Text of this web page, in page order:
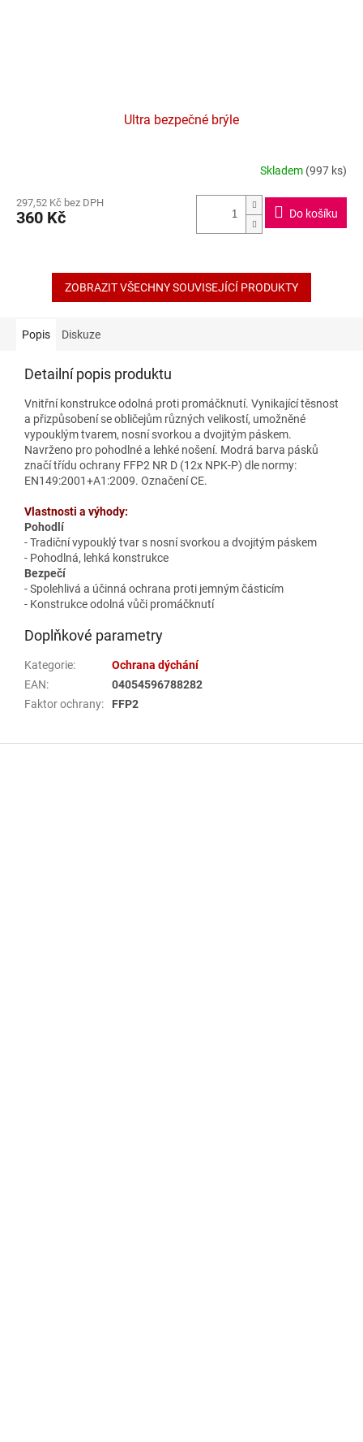
Ultra bezpečné brýle
produktu
je
hvězdiček.
Skladem (997 ks)
297,52 Kč bez DPH
360 Kč Do košíku
ZOBRAZIT VŠECHNY SOUVISEJÍCÍ PRODUKTY
Popis Diskuze
Detailní popis produktu
Vnitřní konstrukce odolná proti promáčknutí. Vynikající těsnost
a přizpůsobení se obličejům různých velikostí, umožněné
vypouklým tvarem, nosní svorkou a dvojitým páskem.
Navrženo pro pohodlné a lehké nošení. Modrá barva pásků
značí třídu ochrany FFP2 NR D (12x NPK-P) dle normy:
EN149:2001+A1:2009. Označení CE.
Vlastnosti a výhody:
Pohodlí
- Tradiční vypouklý tvar s nosní svorkou a dvojitým páskem
- Pohodlná, lehká konstrukce
Bezpečí
- Spolehlivá a účinná ochrana proti jemným částicím
- Konstrukce odolná vůči promáčknutí
Doplňkové parametry
Kategorie:
Ochrana dýchání
EAN:
04054596788282
Faktor ochrany: FFP2